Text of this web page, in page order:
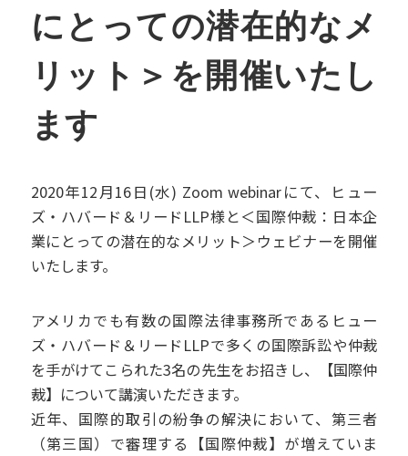
にとっての潜在的なメ
リット＞を開催いたし
ます
2020年12月16日(水) Zoom webinarにて、ヒュー
ズ・ハバード＆リードLLP様と＜国際仲裁：日本企
業にとっての潜在的なメリット＞ウェビナーを開催
いたします。
アメリカでも有数の国際法律事務所であるヒュー
ズ・ハバード＆リードLLPで多くの国際訴訟や仲裁
を手がけてこられた3名の先生をお招きし、【国際仲
裁】について講演いただきます。
近年、国際的取引の紛争の解決において、第三者
（第三国）で審理する【国際仲裁】が増えていま